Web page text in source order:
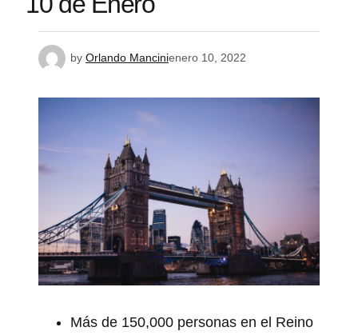
by Orlando Mancinienero 10, 2022
Más de 150,000 personas en el Reino